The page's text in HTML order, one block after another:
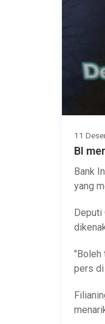
11
BI
Bank
yang
"Boleh
pers di